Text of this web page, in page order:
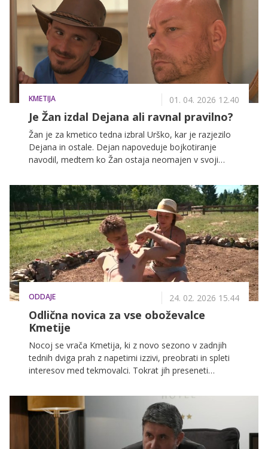
namreč stoji za tem, kar pove, in tega ni skrival niti
pred kamerami. Z njim smo se pogovarjali o njegovi
izkušnji na Kmetiji, odnosih, odločitvah in potezah, ki
so zaznamovale njegovo pot v šovu.
KMETIJA 01. 04. 2026 12.40
Je Žan izdal Dejana ali ravnal pravilno?
Žan je za kmetico tedna izbral Urško, kar je razjezilo
Dejana in ostale. Dejan napoveduje bojkotiranje
navodil, medtem ko Žan ostaja neomajen v svoji
ODDAJE 24. 02. 2026 15.44
Odlična novica za vse oboževalce
Kmetije
Nocoj se vrača Kmetija, ki z novo sezono v zadnjih
tednih dviga prah z napetimi izzivi, preobrati in spleti
interesov med tekmovalci. Tokrat jih preseneti
za hip združi tekmovalce in vnese toplino v sicer
napeto tekmovalno vzdušje.